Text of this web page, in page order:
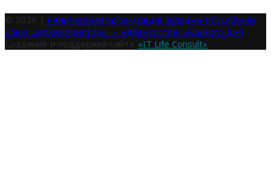
© 2026 | Религиозная организация Западно-Российский
Союз Церкви Христиан — Адвентистов Седьмого Дня
Создание и поддержка сайта: «IT Life Consult»